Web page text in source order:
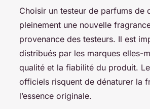
Choisir un testeur de parfums de
pleinement une nouvelle
provenance des testeurs. Il est
distribués par les marques elles-
qualité et la fiabilité du produit.
officiels risquent de dénaturer la
l’essence originale.